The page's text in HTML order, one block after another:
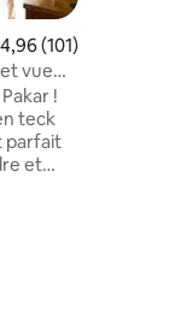
: 4,95 sur 5
moyenne
4,96 (101)
vue
!
teck
parfait
et